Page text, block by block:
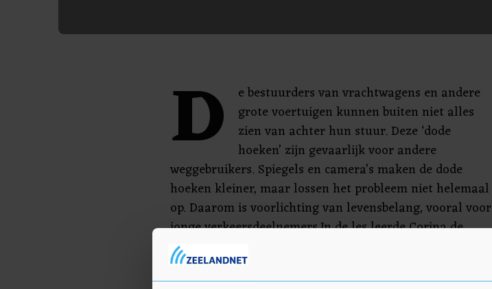
D
e bestuurders van vrachtwagens en andere
grote voertuigen kunnen buiten niet alles
zien van achter hun stuur. Deze ‘dode
hoeken’ zijn gevaarlijk voor andere
weggebruikers. Spiegels en camera’s maken de dode
hoeken kleiner, maar lossen het probleem niet helemaal
op. Daarom is voorlichting van levensbelang, vooral voor
jonge verkeersdeelnemers.In de les leerde Corina de
kinderen waar ze goed zichtbaar zijn voor de chauffeur
en hoe ze het beste kunnen omgaan met grote